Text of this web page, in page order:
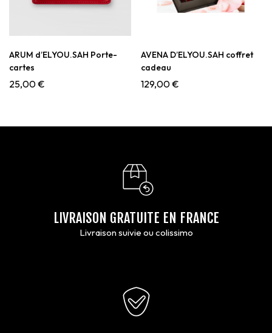
ARUM d’ELYOU.SAH Porte-
cartes
25,00€
AVENA D’ELYOU.SAH coffret
cadeau
129,00€
LIVRAISON GRATUITE EN FRANCE
Livraison suivie ou colissimo